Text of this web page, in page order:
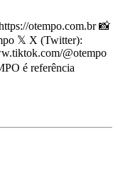
otempo.com.br 📸
𝕏 X (Twitter):
@otempo
é referência